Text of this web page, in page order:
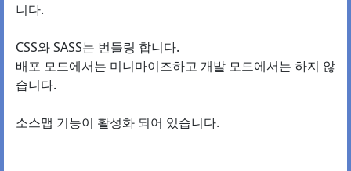
니다.
CSS와 SASS는 번들링 합니다.
배포 모드에서는 미니마이즈하고 개발 모드에서는 하지 않
습니다.
소스맵 기능이 활성화 되어 있습니다.